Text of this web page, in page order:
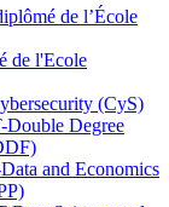
de l’École
de l'Ecole
(CyS)
Degree
and Economics